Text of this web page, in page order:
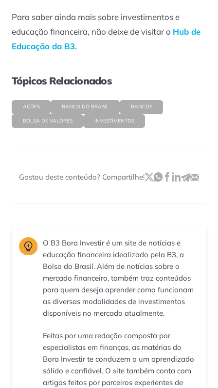
Para saber ainda mais sobre investimentos e
educação financeira, não deixe de visitar o Hub de
Educação da B3.
Tópicos Relacionados
AÇÕES BANCO DO BRASIL BANCOS
BOLSA DE VALORES INVESTIMENTOS
Gostou deste conteúdo? Compartilhe!
O B3 Bora Investir é um site de notícias e
educação financeira idealizado pela B3, a
Bolsa do Brasil. Além de notícias sobre o
mercado financeiro, também traz conteúdos
para quem deseja aprender como funcionam
as diversas modalidades de investimentos
disponíveis no mercado atualmente.
Feitas por uma redação composta por
especialistas em finanças, as matérias do
Bora Investir te conduzem a um aprendizado
sólido e confiável. O site também conta com
artigos feitos por parceiros experientes de